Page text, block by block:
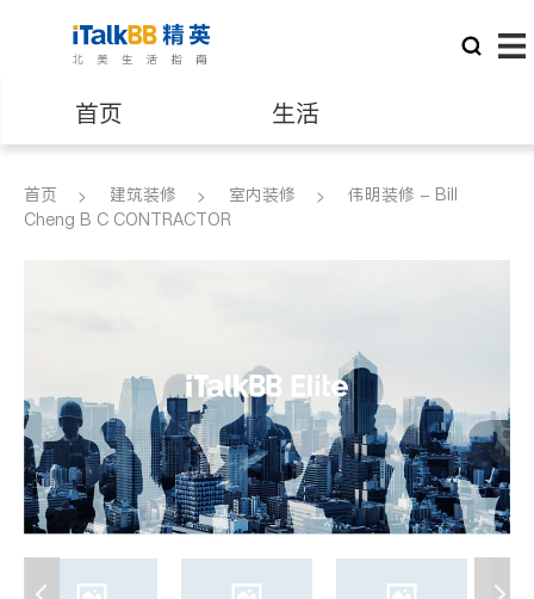
首页 生活
医生 律师
养老 非盈利组织
首页 建筑装修 室内装修
伟明装修 - Bill
Cheng B C CONTRACTOR